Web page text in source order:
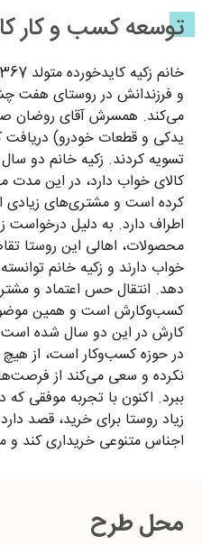
توسعه کسب و کار
و فرزندانش در روستای هفت
می‌کند. همسرش آقای روضان
یدکی و قطعات خودرو) دریافت
تسویه کردند. زکیه خانم دو
کالای خواب دارد، در این
کرده است و مشتری‌های زیادی
اطراف دارد. به دلیل درخواست
محصولات، اهالی این روستا
خواب دارند و زکیه خانم
دهد. انتقال حس اعتماد و
کسب‌وکارش است و همین
کارش در این دو سال شده است.
در حوزه کسب‌وکار است، از
نکرده و سعی می‌کند از
ببرد. اکنون با تجربه موفقی که
زیاد روستا برای خرید، قصد
اجناس متنوعی خریداری کند
محل طرح